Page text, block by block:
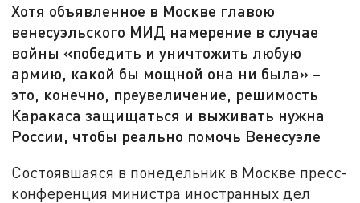
Хотя объявленное в Москве главою
венесуэльского МИД намерение в случае
войны «победить и уничтожить любую
армию, какой бы мощной она ни была» –
это, конечно, преувеличение, решимость
Каракаса защищаться и выживать нужна
России, чтобы реально помочь Венесуэле
Состоявшаяся в понедельник в Москве пресс-
конференция министра иностранных дел